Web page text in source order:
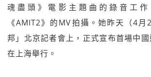
魂盡頭》電影主題曲的錄音工
《AMIT2》的MV拍攝。她昨天（4
邦」北京記者會上，正式宣布首場中
在上海舉行。